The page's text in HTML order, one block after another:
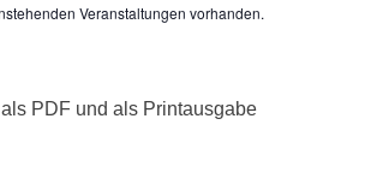
Veranstaltungen vorhanden.
PDF und als Printausgabe